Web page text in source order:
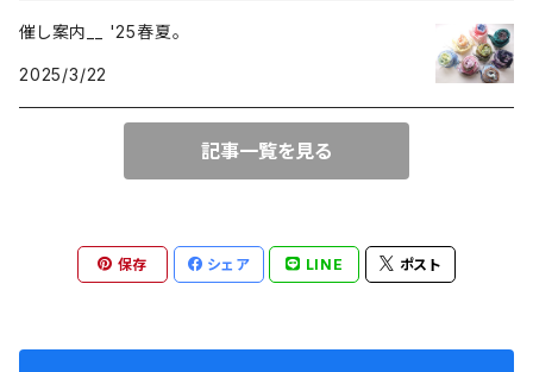
催し案内__ '25春夏。
2025/3/22
記事一覧を見る
保存 シェア LINE ポスト